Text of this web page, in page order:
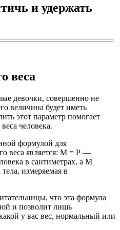
и удержать
веса
девочки, совершенно не
величина будет иметь
этот параметр помогает
человека.
формулой для
веса является: М = Р —
в сантиметрах, а М
измеряемая в
что эта формула
и позволит лишь
у вас вес, нормальный или